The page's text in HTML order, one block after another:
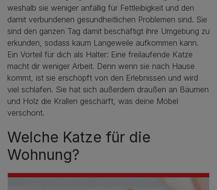
weshalb sie weniger anfällig für Fettleibigkeit und den
damit verbundenen gesundheitlichen Problemen sind. Sie
sind den ganzen Tag damit beschäftigt ihre Umgebung zu
erkunden, sodass kaum Langeweile aufkommen kann.
Ein Vorteil für dich als Halter: Eine freilaufende Katze
macht dir weniger Arbeit. Denn wenn sie nach Hause
kommt, ist sie erschöpft von den Erlebnissen und wird
viel schlafen. Sie hat sich außerdem draußen an Bäumen
und Holz die Krallen geschärft, was deine Möbel
verschont.
Welche Katze für die
Wohnung?